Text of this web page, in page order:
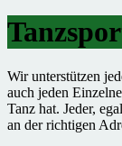
Wir unterstützen
auch jeden
Tanz hat. Jeder,
an der richtigen